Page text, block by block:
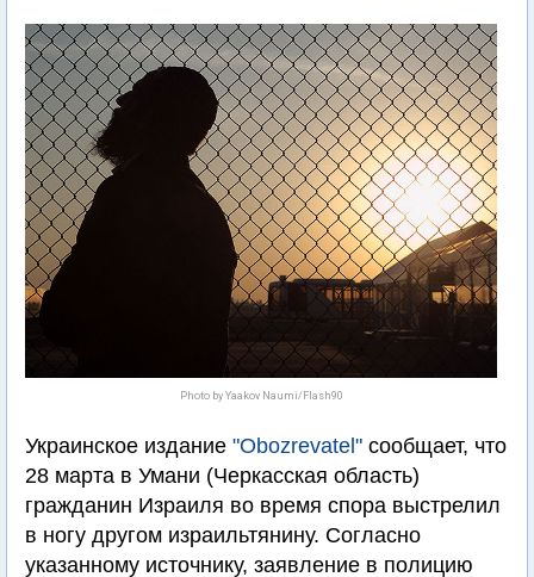
Photo by Yaakov Naumi/Flash90
Украинское издание "Obozrevatel" сообщает, что
28 марта в Умани (Черкасская область)
гражданин Израиля во время спора выстрелил
в ногу другом израильтянину. Согласно
указанному источнику, заявление в полицию